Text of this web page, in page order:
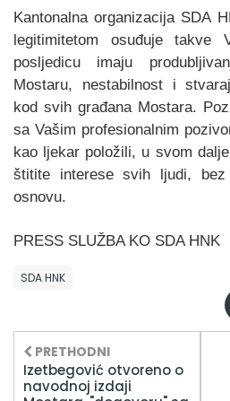
Kantonalna organizacija SDA
legitimitetom osuđuje takve
posljedicu imaju
Mostaru, nestabilnost i
kod svih građana Mostara.
sa Vašim profesionalnim
kao ljekar položili, u svom
štitite interese svih ljudi,
osnovu.
PRESS SLUŽBA KO SDA HNK
SDA HNK
PRETHODNI
Izetbegović otvoreno o
navodnoj izdaji